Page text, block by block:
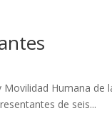
Humana de
de seis...